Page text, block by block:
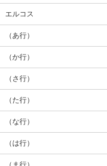
エルコス
（あ行）
（か行）
（さ行）
（た行）
（な行）
（は行）